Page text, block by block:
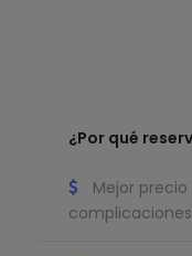
¿Por qué
Mejor
complicaciones